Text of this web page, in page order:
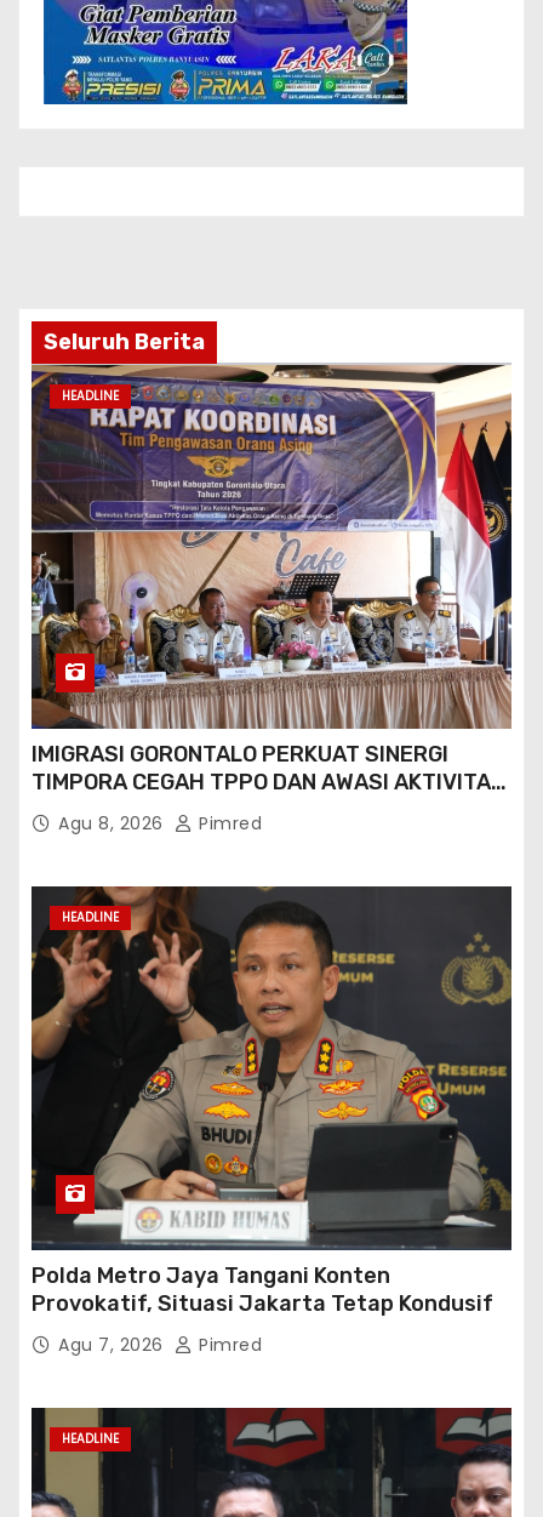
Seluruh Berita
HEADLINE
IMIGRASI GORONTALO PERKUAT SINERGI
TIMPORA CEGAH TPPO DAN AWASI AKTIVITAS
ORANG ASING DI GORONTALO UTARA
Agu 8, 2026 Pimred
HEADLINE
Polda Metro Jaya Tangani Konten
Provokatif, Situasi Jakarta Tetap Kondusif
Agu 7, 2026 Pimred
HEADLINE